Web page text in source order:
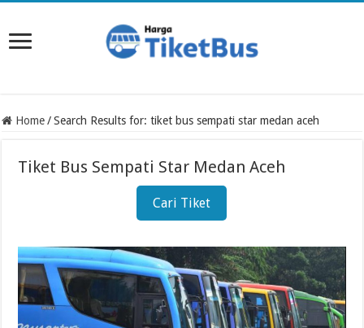
Home / Search Results for: tiket bus sempati star medan aceh
Tiket Bus Sempati Star Medan Aceh
Cari Tiket